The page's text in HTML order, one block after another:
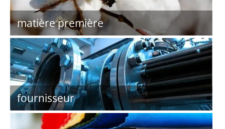
matière première
fournisseur